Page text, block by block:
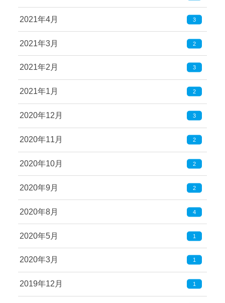
2021年4月 3
2021年3月 2
2021年2月 3
2021年1月 2
2020年12月 3
2020年11月 2
2020年10月 2
2020年9月 2
2020年8月 4
2020年5月 1
2020年3月 1
2019年12月 1